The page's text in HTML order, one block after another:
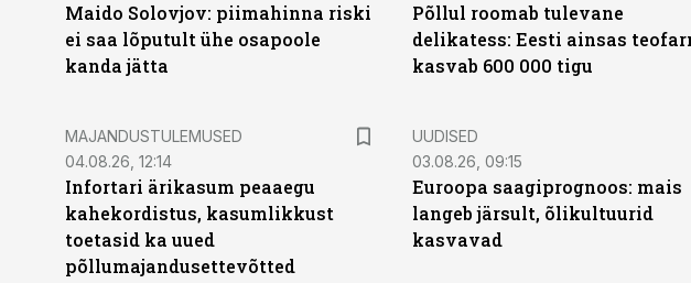
Maido Solovjov: piimahinna riski
ei saa lõputult ühe osapoole
kanda jätta
Põllul roomab tulevane
delikatess: Eesti ainsas
kasvab 600 000 tigu
MAJANDUSTULEMUSED
04.08.26, 12:14
Infortari ärikasum peaaegu
kahekordistus, kasumlikkust
toetasid ka uued
põllumajandusettevõtted
UUDISED
03.08.26, 09:15
Euroopa saagiprognoos: mais
langeb järsult, õlikultuurid
kasvavad